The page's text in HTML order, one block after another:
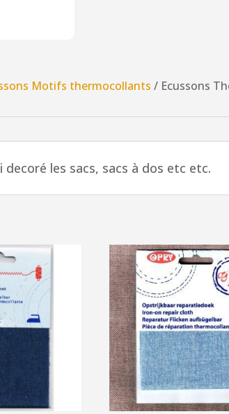
Motifs thermocollants / Ecussons
les sacs, sacs à dos etc etc.